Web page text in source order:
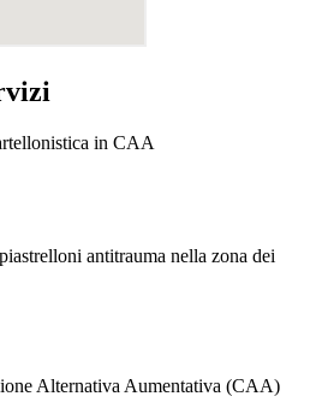
in CAA
antitrauma nella zona dei
Alternativa Aumentativa (CAA)